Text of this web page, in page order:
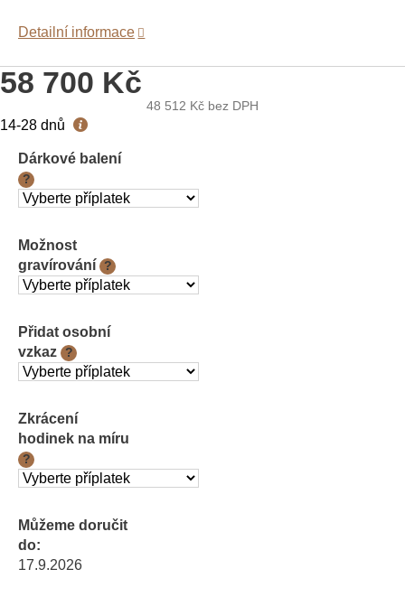
58 700 Kč
48 512 Kč bez DPH
Měrná
14-28 dnů
Dárkové balení
?
Možnost
gravírování
?
Přidat osobní
vzkaz
?
Zkrácení
hodinek na míru
?
Můžeme doručit
do:
17.9.2026
Detailní informace